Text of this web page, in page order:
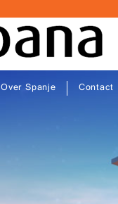
Over Spanje Contact